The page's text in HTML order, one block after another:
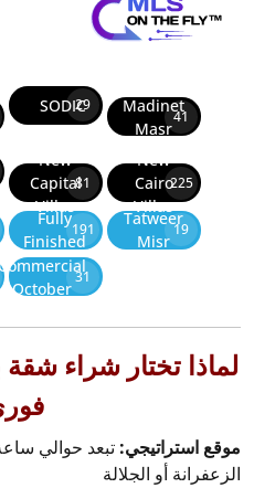
Madinet
Masr
41
SODIC
29
New
Cairo
Villas
225
New
Capital
Villas
81
Tatweer
Misr
19
Fully
Finished
191
October
31
لماذا تختار شراء شقة
موقع استراتيجي: تبعد حوالي
الزعفرانة أو الجلالة